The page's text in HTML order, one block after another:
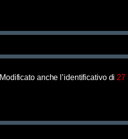
Modificato anche l’identificativo di 27